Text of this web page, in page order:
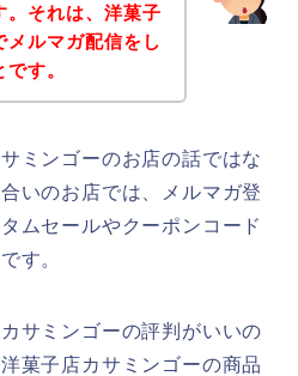
。それは、洋菓子
メルマガ配信をし
す。
ミンゴーのお店の話ではな
いのお店では、メルマガ登
ムセールやクーポンコード
す。
サミンゴーの評判がいいの
菓子店カサミンゴーの商品